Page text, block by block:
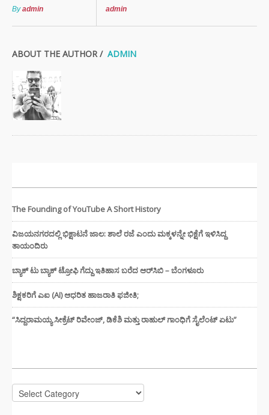
Byadmin
admin
ABOUT THE AUTHOR / ADMIN
The Founding of YouTube A Short History
ವಿಜಯನಗರದಲ್ಲಿ ಭಿಕ್ಷಾಟನೆ ಜಾಲ: ಶಾಲೆ ರಜೆ ಎಂದು ಮಕ್ಕಳನ್ನೇ ಭಿಕ್ಷೆಗೆ ಇಳಿಸಿದ್ದ
ತಾಯಂದಿರು
ಬ್ಯಾಕ್ ಟು ಬ್ಯಾಕ್ ಟ್ರೋಫಿ ಗೆದ್ದು ಇತಿಹಾಸ ಬರೆದ ಆರ್‌ಸಿಬಿ – ಬೆಂಗಳೂರು
ಶಿಕ್ಷಕರಿಗೆ ಎಐ (AI) ಆಧರಿತ ಹಾಜರಾತಿ ಫಜೀತಿ;
“ಸಿದ್ದರಾಮಯ್ಯ ಸೀಕ್ರೆಟ್ ರಿವೇಂಜ್‌, ಡಿಕೆಶಿ ಮತ್ತು ರಾಹುಲ್‌ ಗಾಂಧಿಗೆ ಸೈಲೆಂಟ್ ಏಟು”
Categories